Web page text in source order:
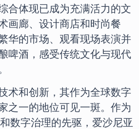
合体现已成为充满活力的文
画廊、设计商店和时尚餐
华的市场、观看现场表演并
啤酒，感受传统文化与现代
术和创新，其作为全球数字
之一的地位可见一斑。作为
数字治理的先驱，爱沙尼亚